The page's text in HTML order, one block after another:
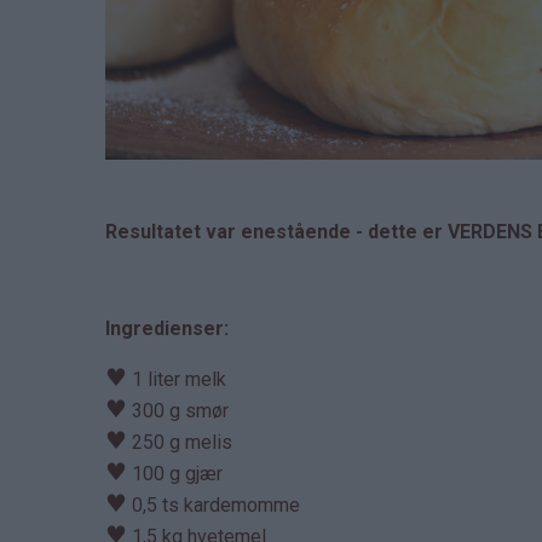
Resultatet var enestående - dette er VERDENS
Ingredienser:
♥ 1 liter melk
♥ 300 g smør
♥ 250 g melis
♥ 100 g gjær
♥ 0,5 ts kardemomme
♥ 1,5 kg hvetemel